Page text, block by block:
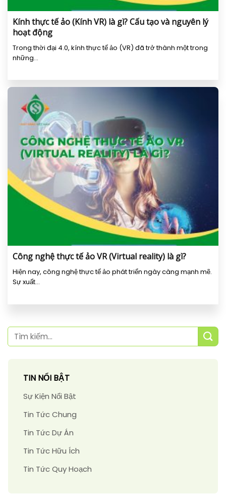
Kính thực tế ảo (Kính VR) là gì? Cấu tạo và nguyên lý
hoạt động
Trong thời đại 4.0, kính thực tế ảo (VR) đã trở thành một trong
những...
Công nghệ thực tế ảo VR (Virtual reality) là gì?
Hiện nay, công nghệ thực tế ảo phát triển ngày càng mạnh mẽ.
Sự xuất...
TIN NỔI BẬT
Sự Kiện Nổi Bật
Tin Tức Chung
Tin Tức Dự Án
Tin Tức Hữu Ích
Tin Tức Quy Hoạch